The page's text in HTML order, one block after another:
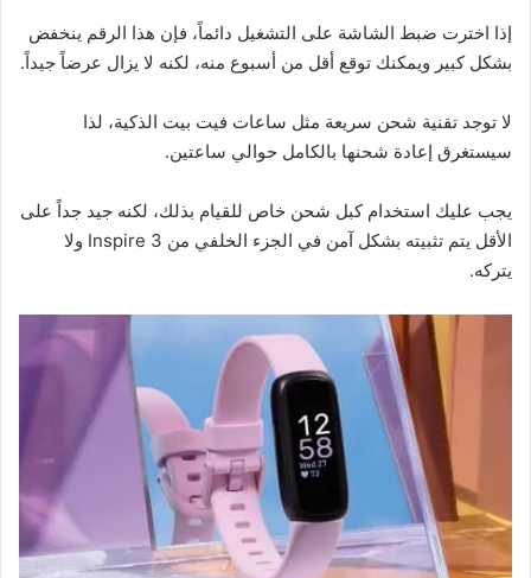
إذا اخترت ضبط الشاشة على التشغيل دائماً، فإن هذا الرقم ينخفض ​​
بشكل كبير ويمكنك توقع أقل من أسبوع منه، لكنه لا يزال عرضاً جيداً.
لا توجد تقنية شحن سريعة مثل ساعات فيت بيت الذكية، لذا
سيستغرق إعادة شحنها بالكامل حوالي ساعتين.
يجب عليك استخدام كبل شحن خاص للقيام بذلك، لكنه جيد جداً على
الأقل يتم تثبيته بشكل آمن في الجزء الخلفي من Inspire 3 ولا
يتركه.